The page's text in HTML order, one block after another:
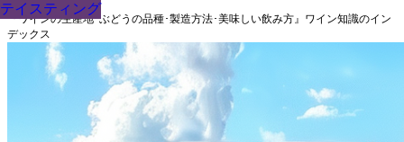
『ワインの生産地･ぶどうの品種･製造方法･美味しい飲み方』ワイン知識のイン
デックス
テイスティング
テイスティング
テイスティング
テイスティング
テイスティング
テイスティング
テイスティング
テイスティング
テイスティング